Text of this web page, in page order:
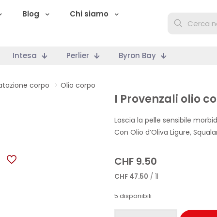
Blog Chi siamo
Intesa Perlier Byron Bay
corpo > Olio corpo
I Provenzali olio
Lascia la pelle sensibile
Con Olio d’Oliva Ligure,
CHF 9.50
CHF 47.50 / 1l
5 disponibili